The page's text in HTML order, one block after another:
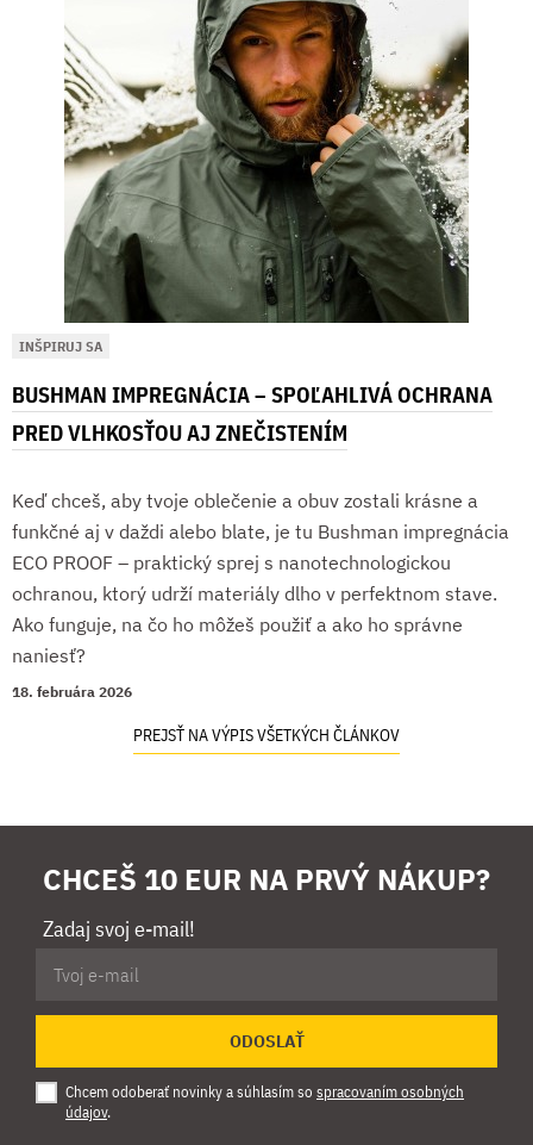
INŠPIRUJ SA
BUSHMAN IMPREGNÁCIA – SPOĽAHLIVÁ OCHRANA
PRED VLHKOSŤOU AJ ZNEČISTENÍM
Keď chceš, aby tvoje oblečenie a obuv zostali krásne a
funkčné aj v daždi alebo blate, je tu Bushman impregnácia
ECO PROOF – praktický sprej s nanotechnologickou
ochranou, ktorý udrží materiály dlho v perfektnom stave.
Ako funguje, na čo ho môžeš použiť a ako ho správne
naniesť?
18. februára 2026
PREJSŤ NA VÝPIS VŠETKÝCH ČLÁNKOV
CHCEŠ 10 EUR NA PRVÝ NÁKUP?
Zadaj svoj e-mail!
ODOSLAŤ
Chcem odoberať novinky a súhlasím so spracovaním osobných
údajov.